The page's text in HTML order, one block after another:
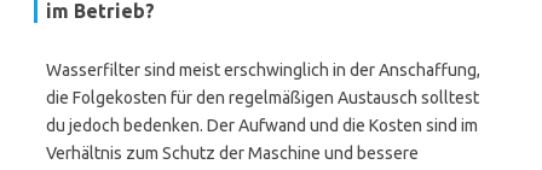
im Betrieb?
Wasserfilter sind meist erschwinglich in der Anschaffung,
die Folgekosten für den regelmäßigen Austausch solltest
du jedoch bedenken. Der Aufwand und die Kosten sind im
Verhältnis zum Schutz der Maschine und bessere